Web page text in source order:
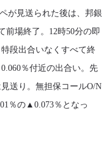
が見送られた後は、邦銀
場終了。12時50分の即
段出合いなくすべて終
％付近の出合い。先
送り。無担保コールO/N
％の▲0.073％となっ